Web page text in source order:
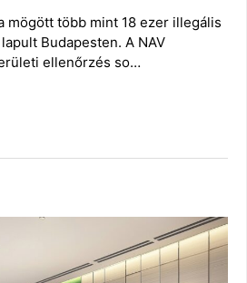
mögött több mint 18 ezer illegális
Budapesten. A NAV
ellenőrzés so…